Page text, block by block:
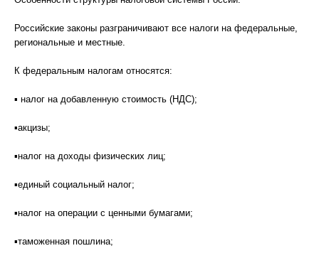
Российские законы разграничивают все налоги на федеральные,
региональные и местные.
К федеральным налогам относятся:
▪ налог на добавленную стоимость (НДС);
▪акцизы;
▪налог на доходы физических лиц;
▪единый социальный налог;
▪налог на операции с ценными бумагами;
▪таможенная пошлина;